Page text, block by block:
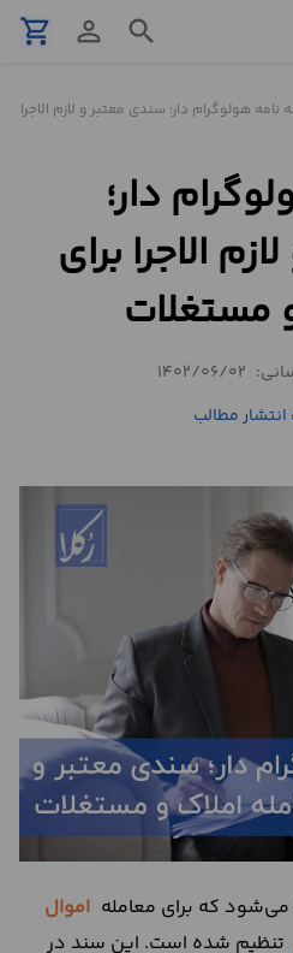
search
person_outline
shopping_cart
نامه هولوگرام دار؛ سندی معتبر و لازم الاجرا
دار؛
الاجرا برای
مستغلات
1402/06/02
مطالب
که برای معامله اموال
تنظیم شده است. این سند در